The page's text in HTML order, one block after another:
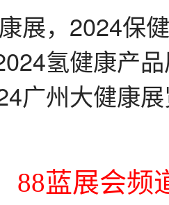
展，2024保
氢健康产
广州大健康
88蓝展会频